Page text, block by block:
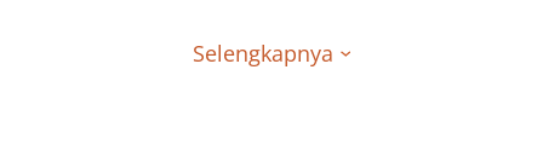
Selengkapnya